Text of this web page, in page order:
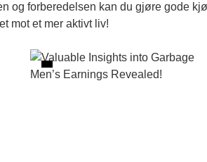
og forberedelsen kan du gjøre gode
mot et mer aktivt liv!